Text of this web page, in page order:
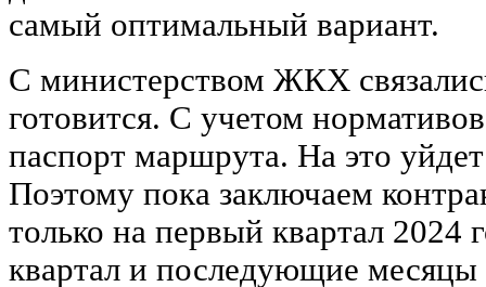
самый оптимальный вариант.
С министерством ЖКХ
готовится. С учетом
паспорт маршрута. На это
Поэтому пока заключаем
только на первый квартал 2024
квартал и последующие месяцы